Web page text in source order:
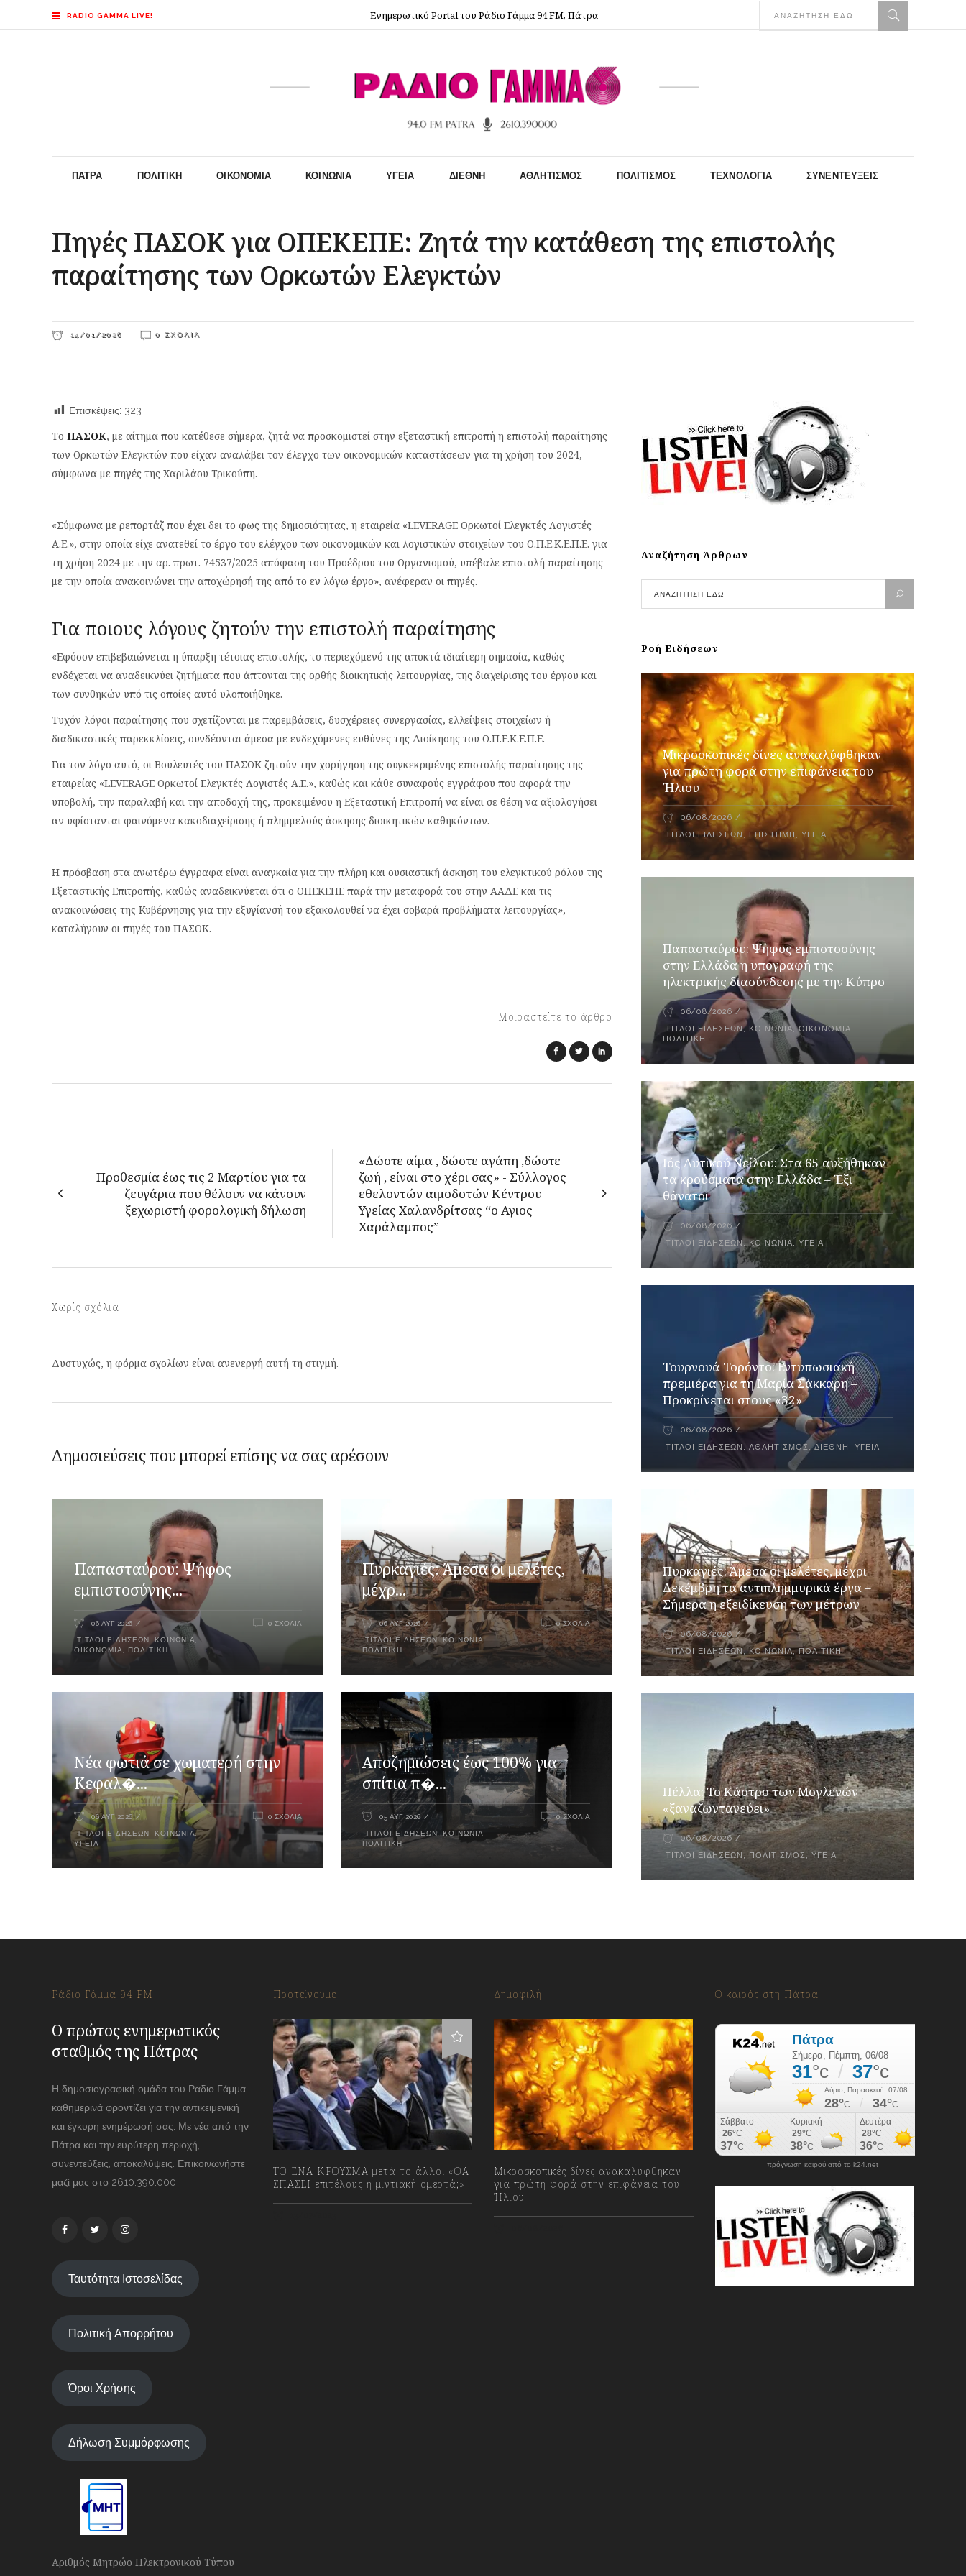
RADIO GAMMA LIVE! Ενημερωτικό Portal του Ράδιο Γάμμα 94 FM, Πάτρα
ΠΆΤΡΑ ΠΟΛΙΤΙΚΉ ΟΙΚΟΝΟΜΊΑ ΚΟΙΝΩΝΊΑ ΥΓΕΊΑ ΔΙΕΘΝΉ ΑΘΛΗΤΙΣΜΌΣ ΠΟΛΙΤΙΣΜΌΣ ΤΕΧΝΟΛΟΓΊΑ ΣΥΝΕΝΤΕΎΞΕΙΣ
Πηγές ΠΑΣΟΚ για ΟΠΕΚΕΠΕ: Ζητά την κατάθεση της επιστολής
παραίτησης των Ορκωτών Ελεγκτών
14/01/2026 0 ΣΧΌΛΙΑ
Επισκέψεις: 323
Το ΠΑΣΟΚ, με αίτημα που κατέθεσε σήμερα, ζητά να προσκομιστεί στην εξεταστική επιτροπή η επιστολή παραίτησης
των Ορκωτών Ελεγκτών που είχαν αναλάβει τον έλεγχο των οικονομικών καταστάσεων για τη χρήση του 2024,
σύμφωνα με πηγές της Χαριλάου Τρικούπη.
«Σύμφωνα με ρεπορτάζ που έχει δει το φως της δημοσιότητας, η εταιρεία «LEVERAGE Ορκωτοί Ελεγκτές Λογιστές
Α.Ε.», στην οποία είχε ανατεθεί το έργο του ελέγχου των οικονομικών και λογιστικών στοιχείων του Ο.Π.Ε.Κ.Ε.Π.Ε. για
τη χρήση 2024 με την αρ. πρωτ. 74537/2025 απόφαση του Προέδρου του Οργανισμού, υπέβαλε επιστολή παραίτησης
με την οποία ανακοινώνει την αποχώρησή της από το εν λόγω έργο», ανέφεραν οι πηγές.
Για ποιους λόγους ζητούν την επιστολή παραίτησης
«Εφόσον επιβεβαιώνεται η ύπαρξη τέτοιας επιστολής, το περιεχόμενό της αποκτά ιδιαίτερη σημασία, καθώς
ενδέχεται να αναδεικνύει ζητήματα που άπτονται της ορθής διοικητικής λειτουργίας, της διαχείρισης του έργου και
των συνθηκών υπό τις οποίες αυτό υλοποιήθηκε.
Τυχόν λόγοι παραίτησης που σχετίζονται με παρεμβάσεις, δυσχέρειες συνεργασίας, ελλείψεις στοιχείων ή
διαδικαστικές παρεκκλίσεις, συνδέονται άμεσα με ενδεχόμενες ευθύνες της Διοίκησης του Ο.Π.Ε.Κ.Ε.Π.Ε.
Για τον λόγο αυτό, οι Βουλευτές του ΠΑΣΟΚ ζητούν την χορήγηση της συγκεκριμένης επιστολής παραίτησης της
εταιρείας «LEVERAGE Ορκωτοί Ελεγκτές Λογιστές Α.Ε.», καθώς και κάθε συναφούς εγγράφου που αφορά την
υποβολή, την παραλαβή και την αποδοχή της, προκειμένου η Εξεταστική Επιτροπή να είναι σε θέση να αξιολογήσει
αν υφίστανται φαινόμενα κακοδιαχείρισης ή πλημμελούς άσκησης διοικητικών καθηκόντων.
Η πρόσβαση στα ανωτέρω έγγραφα είναι αναγκαία για την πλήρη και ουσιαστική άσκηση του ελεγκτικού ρόλου της
Εξεταστικής Επιτροπής, καθώς αναδεικνύεται ότι ο ΟΠΕΚΕΠΕ παρά την μεταφορά του στην ΑΑΔΕ και τις
ανακοινώσεις της Κυβέρνησης για την εξυγίανσή του εξακολουθεί να έχει σοβαρά προβλήματα λειτουργίας»,
καταλήγουν οι πηγές του ΠΑΣΟΚ.
Μοιραστείτε το άρθρο
Προθεσμία έως τις 2 Μαρτίου για τα
ζευγάρια που θέλουν να κάνουν
ξεχωριστή φορολογική δήλωση
«Δώστε αίμα , δώστε αγάπη ,δώστε
ζωή , είναι στο χέρι σας» - Σύλλογος
εθελοντών αιμοδοτών Κέντρου
Υγείας Χαλανδρίτσας “ο Αγιος
Χαράλαμπος”
Χωρίς σχόλια
Δυστυχώς, η φόρμα σχολίων είναι ανενεργή αυτή τη στιγμή.
Δημοσιεύσεις που μπορεί επίσης να σας αρέσουν
Παπασταύρου: Ψήφος
εμπιστοσύνης...
06 ΑΥΓ 2026
ΤΊΤΛΟΙ ΕΙΔΉΣΕΩΝ ,ΚΟΙΝΩΝΙΑ
ΟΙΚΟΝΟΜΊΑ
ΠΟΛΙΤΙΚΉ
0 ΣΧΌΛΙΑ
Πυρκαγιές: Άμεσα οι μελέτες,
μέχρ...
06 ΑΥΓ 2026
ΤΊΤΛΟΙ ΕΙΔΉΣΕΩΝ,ΚΟΙΝΩΝΙΑ,
ΠΟΛΙΤΙΚΉ
0 ΣΧΌΛΙΑ
Νέα φωτιά σε χωματερή στην
Κεφαλ�...
06 ΑΥΓ 2026
ΤΊΤΛΟΙ ΕΙΔΉΣΕΩΝ ΚΟΙΝΩΝΙΑ,
ΥΓΕΊΑ
0 ΣΧΌΛΙΑ
Αποζημιώσεις έως 100% για
σπίτια π�...
05 ΑΥΓ 2026
ΤΊΤΛΟΙ ΕΙΔΉΣΕΩΝ ΚΟΙΝΩΝΙΑ
ΠΟΛΙΤΙΚΉ
0 ΣΧΌΛΙΑ
Αναζήτηση Άρθρων
Ροή Ειδήσεων
Μικροσκοπικές δίνες ανακαλύφθηκαν
για πρώτη φορά στην επιφάνεια του
Ήλιου
06/08/2026
ΤΊΤΛΟΙ ΕΙΔΉΣΕΩΝ , ΕΠΙΣΤΉΜΗ ,ΥΓΕΊΑ
Παπασταύρου: Ψήφος εμπιστοσύνης
στην Ελλάδα η υπογραφή της
ηλεκτρικής διασύνδεσης με την Κύπρο
06/08/2026
ΤΊΤΛΟΙ ΕΙΔΉΣΕΩΝ, ΚΟΙΝΩΝΙΑ,ΟΙΚΟΝΟΜΊΑ,
ΠΟΛΙΤΙΚΉ
Ιός Δυτικού Νείλου: Στα 65 αυξήθηκαν
τα κρούσματα στην Ελλάδα – Έξι
θάνατοι
06/08/2026
ΤΊΤΛΟΙ ΕΙΔΉΣΕΩΝ,ΚΟΙΝΩΝΊΑ,ΥΓΕΊΑ
Τουρνουά Τορόντο: Εντυπωσιακή
πρεμιέρα για τη Μαρία Σάκκαρη –
Προκρίνεται στους «32»
06/08/2026
ΤΊΤΛΟΙ ΕΙΔΉΣΕΩΝ ,ΑΘΛΗΤΙΣΜΌΣ,ΔΙΕΘΝΉ ,ΥΓΕΊΑ
Πυρκαγιές: Άμεσα οι μελέτες, μέχρι
Δεκέμβρη τα αντιπλημμυρικά έργα –
Σήμερα η εξειδίκευση των μέτρων
06/08/2026
ΤΊΤΛΟΙ ΕΙΔΉΣΕΩΝ,ΚΟΙΝΩΝΙΑ,ΠΟΛΙΤΙΚΉ
Πέλλα: Το Κάστρο των Μογλενών
«ξαναζωντανεύει»
06/08/2026
ΤΊΤΛΟΙ ΕΙΔΉΣΕΩΝ , ΠΟΛΙΤΙΣΜΌΣ,ΥΓΕΊΑ
Ράδιο Γάμμα 94 FM
Ο πρώτος ενημερωτικός
σταθμός της Πάτρας
Η δημοσιογραφική ομάδα του Ραδιο Γάμμα
καθημερινά φροντίζει για την αντικειμενική
και έγκυρη ενημέρωσή σας. Με νέα από την
Πάτρα και την ευρύτερη περιοχή,
συνεντεύξεις, αποκαλύψεις. Επικοινωνήστε
μαζί μας στο 2610.390.000
Ταυτότητα Ιστοσελίδας
Πολιτική Απορρήτου
Όροι Χρήσης
Δήλωση Συμμόρφωσης
Αριθμός Μητρώο Ηλεκτρονικού Τύπου
Προτείνουμε
ΤΟ ΕΝΑ ΚΡΟΥΣΜΑ μετά το άλλο! «ΘΑ
ΣΠΑΣΕΙ επιτέλους η μιντιακή ομερτά;»
Δημοφιλή
Μικροσκοπικές δίνες ανακαλύφθηκαν
για πρώτη φορά στην επιφάνεια του
Ήλιου
Ο καιρός στη Πάτρα
πρόγνωση καιρού από το k24.net